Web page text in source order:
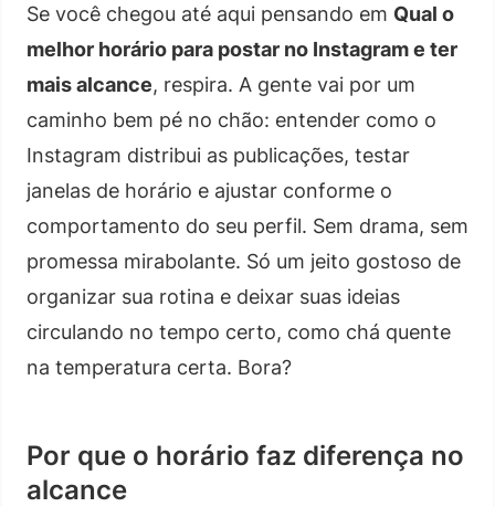
Se você chegou até aqui pensando em Qual o
melhor horário para postar no Instagram e ter
mais alcance, respira. A gente vai por um
caminho bem pé no chão: entender como o
Instagram distribui as publicações, testar
janelas de horário e ajustar conforme o
comportamento do seu perfil. Sem drama, sem
promessa mirabolante. Só um jeito gostoso de
organizar sua rotina e deixar suas ideias
circulando no tempo certo, como chá quente
na temperatura certa. Bora?
Por que o horário faz diferença no
alcance